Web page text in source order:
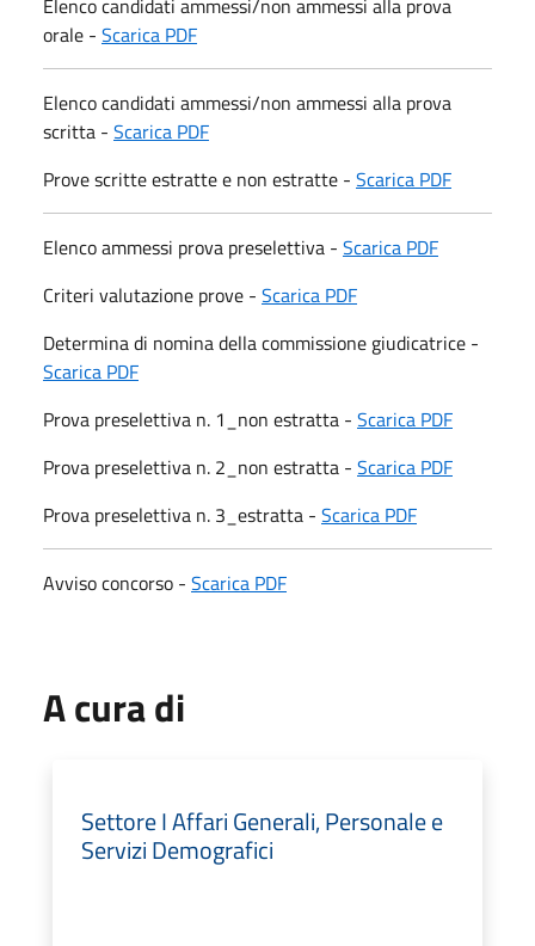
orale - Scarica PDF
Elenco candidati ammessi/non ammessi alla prova
scritta - Scarica PDF
Prove scritte estratte e non estratte - Scarica PDF
Elenco ammessi prova preselettiva - Scarica PDF
Criteri valutazione prove - Scarica PDF
Determina di nomina della commissione giudicatrice -
Scarica PDF
Prova preselettiva n. 1_non estratta - Scarica PDF
Prova preselettiva n. 2_non estratta - Scarica PDF
Prova preselettiva n. 3_estratta - Scarica PDF
Avviso concorso - Scarica PDF
A cura di
Settore I Affari Generali, Personale e
Servizi Demografici